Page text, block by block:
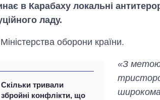
в Карабаху локальні
ладу.
оборони країни.
Скільки тривали
збройні конфлікти, що
«З метою